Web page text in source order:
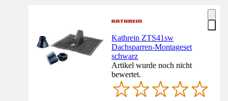
Kathrein ZTS41sw
Dachsparren-Montageset
schwarz
Artikel wurde noch nicht
bewertet.